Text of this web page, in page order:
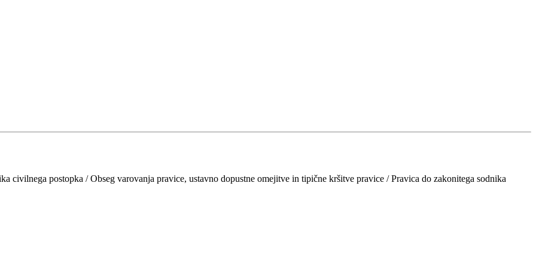
civilnega postopka / Obseg varovanja pravice, ustavno dopustne omejitve in tipične kršitve pravice / Pravica do zakonitega sodnika